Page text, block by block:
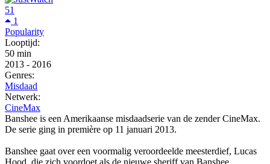
51
1
Popularity
Looptijd:
50 min
2013 - 2016
Genres:
Misdaad
Netwerk:
CineMax
Banshee is een Amerikaanse misdaadserie van de zender CineMax.
De serie ging in première op 11 januari 2013.
Banshee gaat over een voormalig veroordeelde meesterdief, Lucas
Hood, die zich voordoet als de nieuwe sheriff van Banshee,